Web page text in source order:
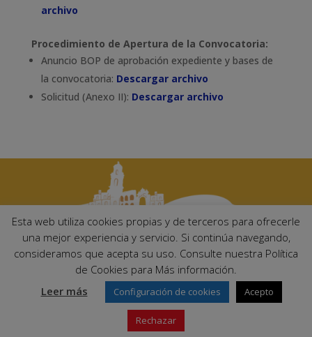
archivo
Procedimiento de Apertura de la Convocatoria:
Anuncio BOP de aprobación expediente y bases de
la convocatoria: Descargar archivo
Solicitud (Anexo II): Descargar archivo
Ayuntamiento de Palma del Río. Plaza Mayor de Andalucía, 1 C.P:
14700 – Palma del Río (Córdoba)
Email:
ayuntamiento@palmadelrio.es
Teléfono: 957 71 02 44 | Fax: 957 64 47 39
Esta web utiliza cookies propias y de terceros para ofrecerle
una mejor experiencia y servicio. Si continúa navegando,
consideramos que acepta su uso. Consulte nuestra Política
de Cookies para Más información.
Leer más
Configuración de cookies Acepto
Rechazar